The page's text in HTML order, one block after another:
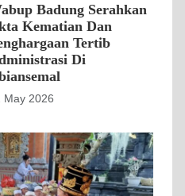
Badung Serahkan
Kematian Dan
Tertib
Di
May 2026